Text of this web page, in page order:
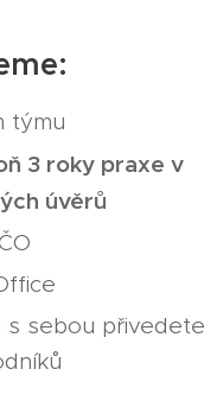
týmu
3 roky praxe v
úvěrů
s sebou přivedete